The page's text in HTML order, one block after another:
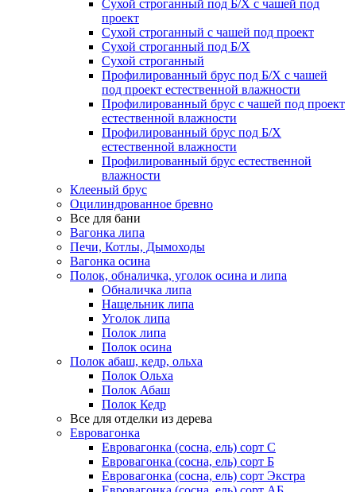
Сухой строганный под Б/Х с чашей под
проект
Сухой строганный с чашей под проект
Сухой строганный под Б/Х
Сухой строганный
Профилированный брус под Б/Х с чашей
под проект естественной влажности
Профилированный брус с чашей под проект
естественной влажности
Профилированный брус под Б/Х
естественной влажности
Профилированный брус естественной
влажности
Клееный брус
Оцилиндрованное бревно
Все для бани
Вагонка липа
Печи, Котлы, Дымоходы
Вагонка осина
Полок, обналичка, уголок осина и липа
Обналичка липа
Нащельник липа
Уголок липа
Полок липа
Полок осина
Полок абаш, кедр, ольха
Полок Ольха
Полок Абаш
Полок Кедр
Все для отделки из дерева
Евровагонка
Евровагонка (сосна, ель) сорт С
Евровагонка (сосна, ель) сорт Б
Евровагонка (сосна, ель) сорт Экстра